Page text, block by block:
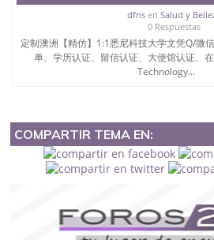
dfnsen Salud y
0 Respuestas
定制澳洲【精仿】1:1悉尼科技大学文凭Q/微
单、学历认证、留信认证、大使馆认证、
Technology...
COMPARTIR TEMA EN: